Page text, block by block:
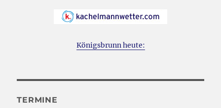
Königsbrunn heute:
TERMINE